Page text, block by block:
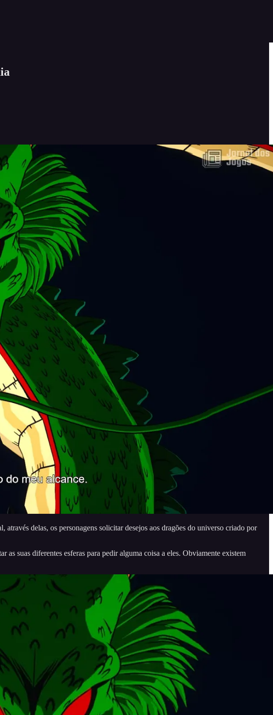
delas, os personagens solicitar desejos aos dragões do universo criado por
suas diferentes esferas para pedir alguma coisa a eles. Obviamente existem